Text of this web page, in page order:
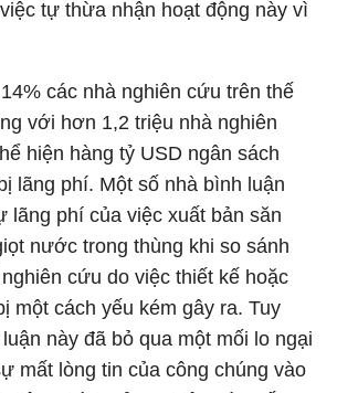
tự thừa nhận hoạt động này vì
các nhà nghiên cứu trên thế
với hơn 1,2 triệu nhà nghiên
hiện hàng tỷ USD ngân sách
lãng phí. Một số nhà bình luận
lãng phí của việc xuất bản săn
nước trong thùng khi so sánh
cứu do việc thiết kế hoặc
một cách yếu kém gây ra. Tuy
này đã bỏ qua một mối lo ngại
mất lòng tin của công chúng vào